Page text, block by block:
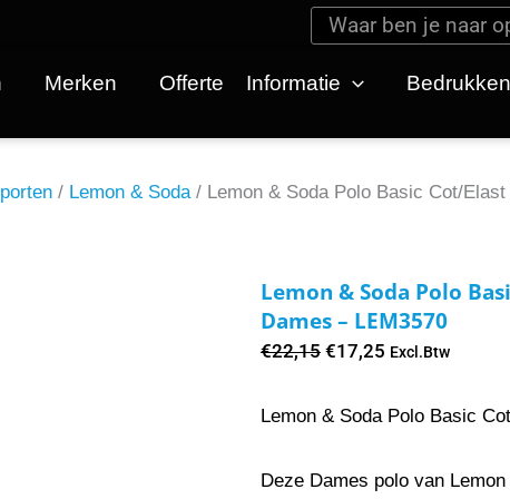
Zoeken
Zoeken
Merken Offerte Informatie Bedrukken
/ Lemon & Soda/ Lemon & Soda Polo Basic Cot/
Lemon & Soda Polo
Dames – LEM3570
€22,15 Oorspronkelijke
was:
€17,25 Huidige
is:
Excl.Btw
Lemon & Soda Polo Basic
Deze Dames polo van